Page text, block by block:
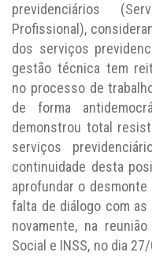
previdenciários
Profissional),
dos serviços
gestão técnica tem
no processo de
de forma
demonstrou total
serviços
continuidade desta
aprofundar o
falta de diálogo com as
novamente, na
Social e INSS, no dia